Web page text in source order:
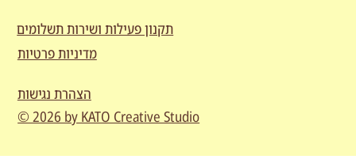
תקנון פעילות ושירות תשלומים
מדיניות פרטיות
הצהרת נגישות
© 2026 by KATO Creative Studio